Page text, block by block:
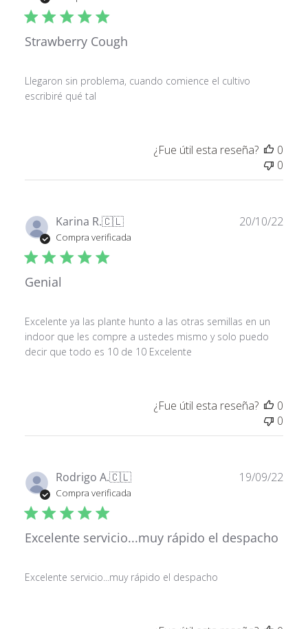
Strawberry Cough
Llegaron sin problema, cuando comience el cultivo
escribiré qué tal
¿Fue útil esta reseña?
0
0
Karina R.🇨🇱
Compra verificada
Genial
Excelente ya las plante hunto a las otras semillas en un
indoor que les compre a ustedes mismo y solo puedo
decir que todo es 10 de 10 Excelente
20/10/22
¿Fue útil esta reseña?
0
0
Rodrigo A.🇨🇱
Compra verificada
Excelente servicio...muy rápido el despacho
Excelente servicio...muy rápido el despacho
19/09/22